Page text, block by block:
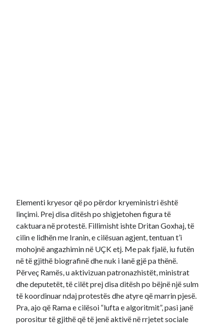
Elementi kryesor që po përdor kryeministri është
linçimi. Prej disa ditësh po shigjetohen figura të
caktuara në protestë. Fillimisht ishte Dritan Goxhaj, të
cilin e lidhën me Iranin, e cilësuan agjent, tentuan t’i
mohojnë angazhimin në UÇK etj. Me pak fjalë, iu futën
në të gjithë biografinë dhe nuk i lanë gjë pa thënë.
Përveç Ramës, u aktivizuan patronazhistët, ministrat
dhe deputetët, të cilët prej disa ditësh po bëjnë një sulm
të koordinuar ndaj protestës dhe atyre që marrin pjesë.
Pra, ajo që Rama e cilësoi “lufta e algoritmit”, pasi janë
porositur të gjithë që të jenë aktivë në rrjetet sociale